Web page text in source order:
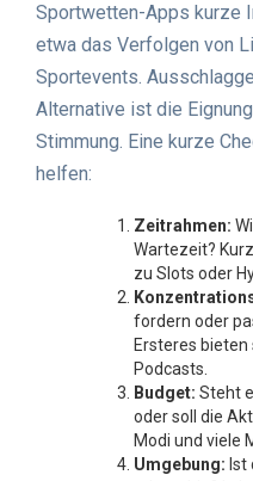
Sportwetten-Apps kurze
etwa das Verfolgen von
Sportevents.
Alternative ist die
Stimmung. Eine kurze
helfen:
Zeitrahmen:
Wartezeit?
zu Slots oder
fordern oder
Ersteres
Podcasts.
Budget: Steht
oder soll die
Modi und viele
Umgebung: Ist